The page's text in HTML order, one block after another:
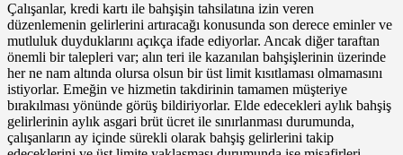
Çalışanlar, kredi kartı ile bahşişin tahsilatına izin veren
düzenlemenin gelirlerini artıracağı konusunda son derece eminler ve
mutluluk duyduklarını açıkça ifade ediyorlar. Ancak diğer taraftan
önemli bir talepleri var; alın teri ile kazanılan bahşişlerinin üzerinde
her ne nam altında olursa olsun bir üst limit kısıtlaması olmamasını
istiyorlar. Emeğin ve hizmetin takdirinin tamamen müşteriye
bırakılması yönünde görüş bildiriyorlar. Elde edecekleri aylık bahşiş
gelirlerinin aylık asgari brüt ücret ile sınırlanması durumunda,
çalışanların ay içinde sürekli olarak bahşiş gelirlerini takip